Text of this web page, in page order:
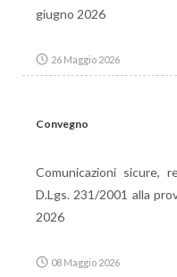
giugno 2026
26 Maggio 2026
Convegno
Comunicazioni sicure,
D.Lgs. 231/2001 alla
2026
08 Maggio 2026